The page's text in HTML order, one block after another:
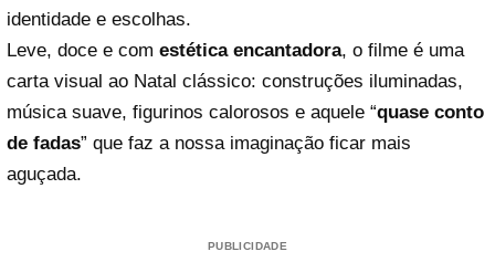
Reproduzir vídeo
identidade e escolhas.
Leve, doce e com estética encantadora, o filme é uma
carta visual ao Natal clássico: construções iluminadas,
música suave, figurinos calorosos e aquele “quase conto
de fadas” que faz a nossa imaginação ficar mais
aguçada.
PUBLICIDADE